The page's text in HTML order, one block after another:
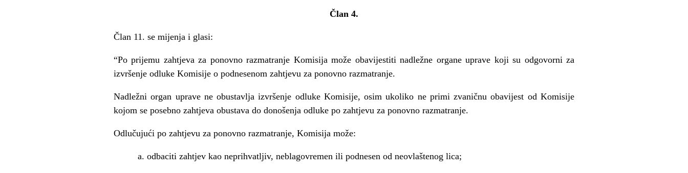
Član 4.
Član 11. se mijenja i glasi:
“Po prijemu zahtjeva za ponovno razmatranje Komisija može obavijestiti nadležne organe uprave koji su odgovorni za
izvršenje odluke Komisije o podnesenom zahtjevu za ponovno razmatranje.
Nadležni organ uprave ne obustavlja izvršenje odluke Komisije, osim ukoliko ne primi zvaničnu obavijest od Komisije
kojom se posebno zahtjeva obustava do donošenja odluke po zahtjevu za ponovno razmatranje.
Odlučujući po zahtjevu za ponovno razmatranje, Komisija može:
odbaciti zahtjev kao neprihvatljiv, neblagovremen ili podnesen od neovlaštenog lica;